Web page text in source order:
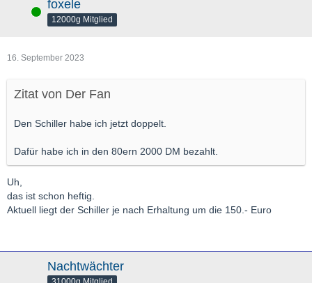
Online foxele
12000g Mitglied
16. September 2023
Zitat von Der Fan
Den Schiller habe ich jetzt doppelt.
Dafür habe ich in den 80ern 2000 DM bezahlt.
Uh,
das ist schon heftig.
Aktuell liegt der Schiller je nach Erhaltung um die 150.- Euro
Nachtwächter